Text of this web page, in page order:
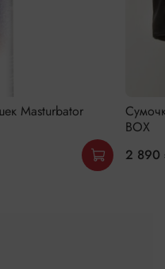
Masturbator
BOX
2 890